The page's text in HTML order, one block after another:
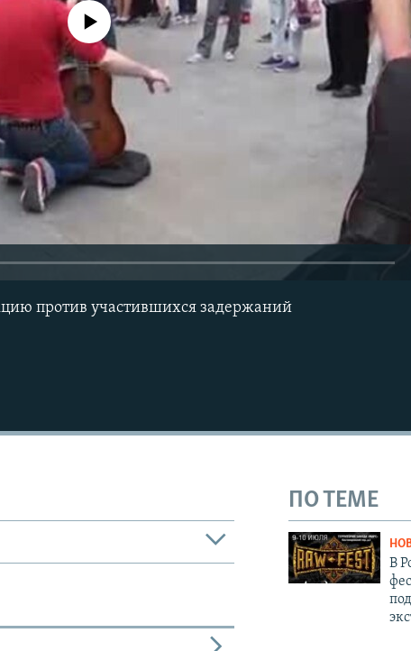
media source currently available
против участившихся задержаний
ПО ТЕМЕ
В